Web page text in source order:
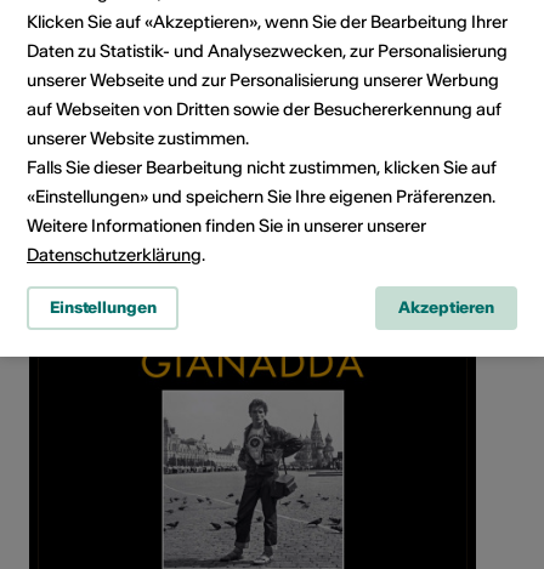
Rue du Forum 59, 1920 Martigny
Route planen
ÖV Fahrplan
Klicken Sie auf «Akzeptieren», wenn Sie der Bearbeitung Ihrer
Daten zu Statistik- und Analysezwecken, zur Personalisierung
unserer Webseite und zur Personalisierung unserer Werbung
auf Webseiten von Dritten sowie der Besuchererkennung auf
unserer Website zustimmen.
Falls Sie dieser Bearbeitung nicht zustimmen, klicken Sie auf
«Einstellungen» und speichern Sie Ihre eigenen Präferenzen.
Weitere Informationen finden Sie in unserer unserer
Datenschutzerklärung.
Einstellungen Akzeptieren